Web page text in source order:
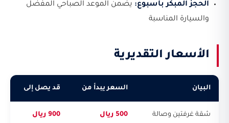
الحجز المبكر بأسبوع: يضمن الموعد الصباحي المفضل
والسيارة المناسبة
الأسعار التقديرية
البيان السعر يبدأ من قد يصل إلى
شقة غرفتين وصالة 500 ريال 900 ريال